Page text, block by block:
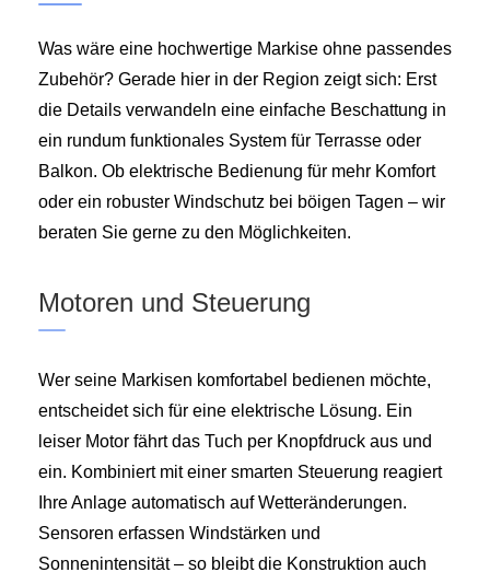
Was wäre eine hochwertige Markise ohne passendes
Zubehör? Gerade hier in der Region zeigt sich: Erst
die Details verwandeln eine einfache Beschattung in
ein rundum funktionales System für Terrasse oder
Balkon. Ob elektrische Bedienung für mehr Komfort
oder ein robuster Windschutz bei böigen Tagen – wir
beraten Sie gerne zu den Möglichkeiten.
Motoren und Steuerung
Wer seine Markisen komfortabel bedienen möchte,
entscheidet sich für eine elektrische Lösung. Ein
leiser Motor fährt das Tuch per Knopfdruck aus und
ein. Kombiniert mit einer smarten Steuerung reagiert
Ihre Anlage automatisch auf Wetteränderungen.
Sensoren erfassen Windstärken und
Sonnenintensität – so bleibt die Konstruktion auch